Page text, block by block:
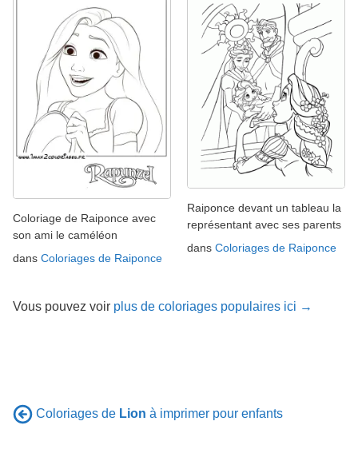
Coloriage de Raiponce avec
son ami le caméléon
dans Coloriages de Raiponce
Raiponce devant un tableau la
représentant avec ses parents
dans Coloriages de Raiponce
Vous pouvez voir plus de coloriages populaires ici →
Coloriages de Lion à imprimer pour enfants